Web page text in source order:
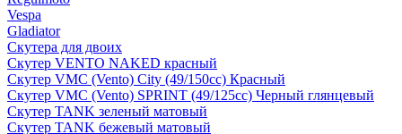
Vespa
Gladiator
Скутера для двоих
Скутер VENTO NAKED красный
Скутер VMC (Vento) City (49/150cc) Красный
Скутер VMC (Vento) SPRINT (49/125cc) Черный глянцевый
Скутер TANK зеленый матовый
Скутер TANK бежевый матовый